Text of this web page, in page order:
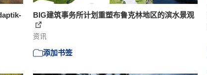
BIG建筑事务所计划重塑布鲁克林地区的滨水景观
资讯
添加书签